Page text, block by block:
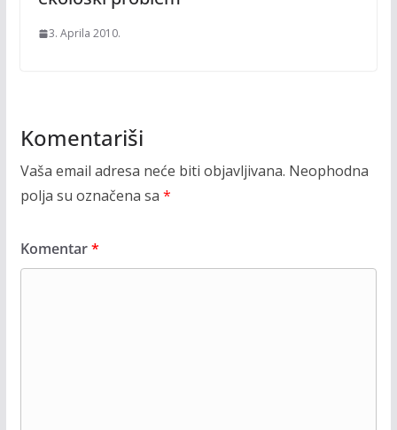
3. Aprila 2010.
Komentariši
Vaša email adresa neće biti objavljivana. Neophodna
polja su označena sa *
Komentar*